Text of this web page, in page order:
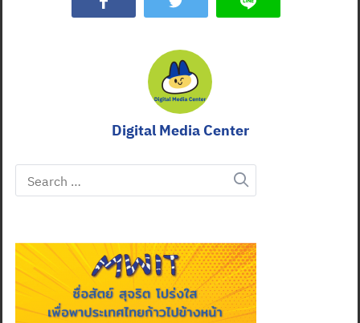
Digital Media Center
Search
for: